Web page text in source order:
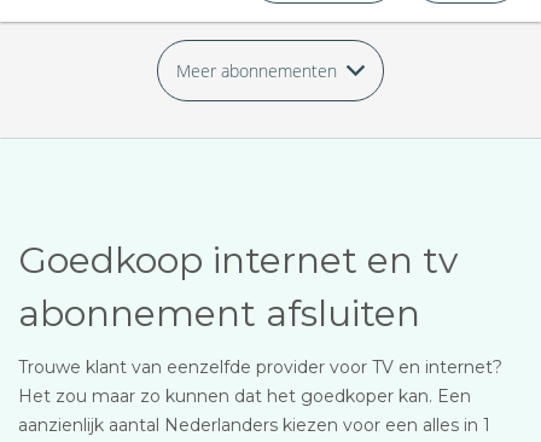
Meer abonnementen
Goedkoop internet en tv
abonnement afsluiten
Trouwe klant van eenzelfde provider voor TV en internet?
Het zou maar zo kunnen dat het goedkoper kan. Een
aanzienlijk aantal Nederlanders kiezen voor een alles in 1